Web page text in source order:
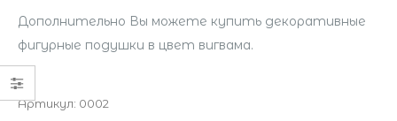
Дополнительно Вы можете купить декоративные
фигурные подушки в цвет вигвама.
Артикул: 0002